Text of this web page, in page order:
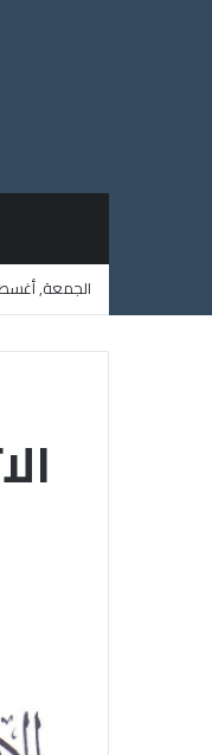
الجمعة, أغسطس 7